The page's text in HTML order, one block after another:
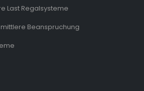
Last Regalsysteme
Beanspruchung